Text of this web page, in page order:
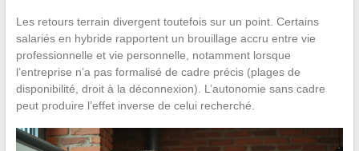
Les retours terrain divergent toutefois sur un point. Certains
salariés en hybride rapportent un brouillage accru entre vie
professionnelle et vie personnelle, notamment lorsque
l’entreprise n’a pas formalisé de cadre précis (plages de
disponibilité, droit à la déconnexion). L’autonomie sans cadre
peut produire l’effet inverse de celui recherché.